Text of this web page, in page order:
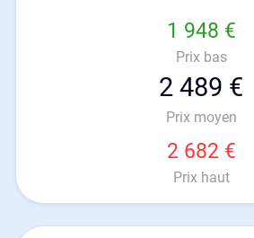
1 948 €
Prix bas
2 489 €
Prix moyen
2 682 €
Prix haut